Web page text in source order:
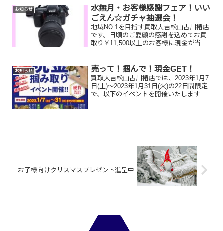
営業開始日は8月15日(金)10:00～にな...
お知らせ
水無月・お客様感謝フェア！いい
ごえん☆ガチャ抽選会！
地域NO.1を目指す買取大吉松山古川椿店
です。日頃のご愛顧の感謝を込めてお買
取り￥11,500以上のお客様に現金が当た
ださいませ！利用条件⇒￥11,500以上お
買取りの...
お知らせ 売って！掴んで！現金GET！
買取大吉松山古川椿店では、2023年1月7
日(土)～2023年1月31日(火)の22日間限定
で、以下のイベントを開催いたします。
お子様向けクリスマスプレゼント進呈中